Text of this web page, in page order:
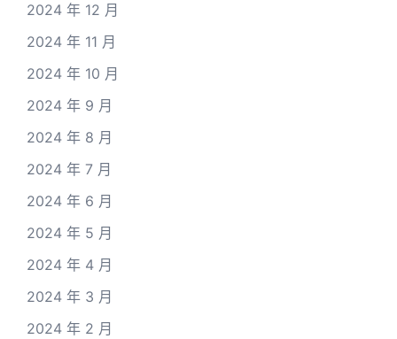
2024 年 12 月
2024 年 11 月
2024 年 10 月
2024 年 9 月
2024 年 8 月
2024 年 7 月
2024 年 6 月
2024 年 5 月
2024 年 4 月
2024 年 3 月
2024 年 2 月